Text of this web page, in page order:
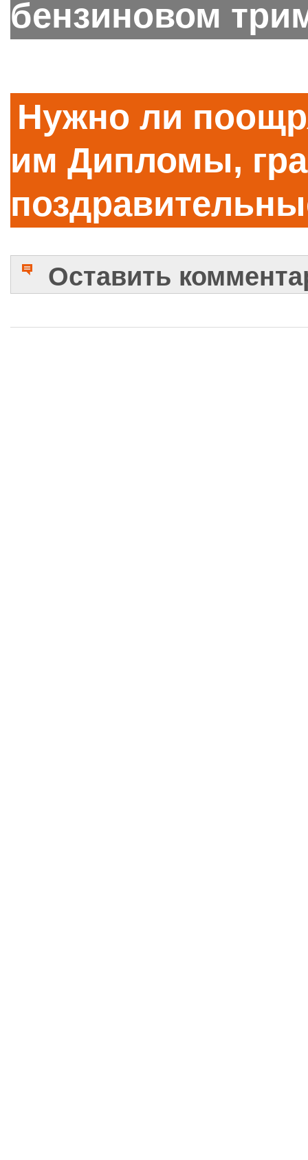
бензиновом
Нужно ли
им Дипломы,
Оставить
Имя